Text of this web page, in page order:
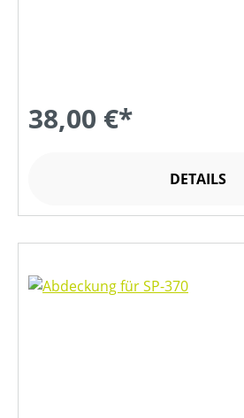
38,00 €*
DETAILS